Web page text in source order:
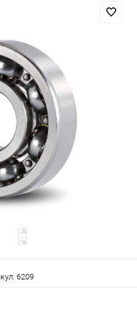
6209